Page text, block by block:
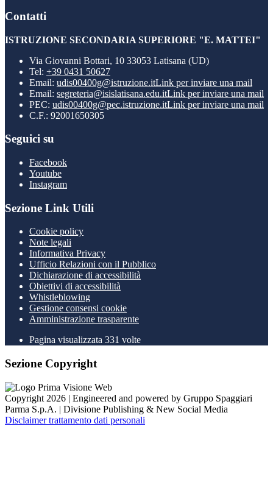
Contatti
ISTRUZIONE SECONDARIA SUPERIORE "E. MATTEI"
Via Giovanni Bottari, 10 33053 Latisana (UD)
Tel: +39 0431 50627
Email: udis00400g@istruzione.itLink per inviare una mail
Email: segreteria@isislatisana.edu.itLink per inviare una mail
PEC: udis00400g@pec.istruzione.itLink per inviare una mail
C.F.: 92001650305
Seguici su
Facebook
Youtube
Instagram
Sezione Link Utili
Cookie policy
Note legali
Informativa Privacy
Ufficio Relazioni con il Pubblico
Dichiarazione di accessibilità
Obiettivi di accessibilità
Whistleblowing
Gestione consensi cookie
Amministrazione trasparente
Pagina visualizzata 331 volte
Sezione Copyright
Copyright 2026 | Engineered and powered by Gruppo Spaggiari
Parma S.p.A. | Divisione Publishing & New Social Media
Disclaimer trattamento dati personali